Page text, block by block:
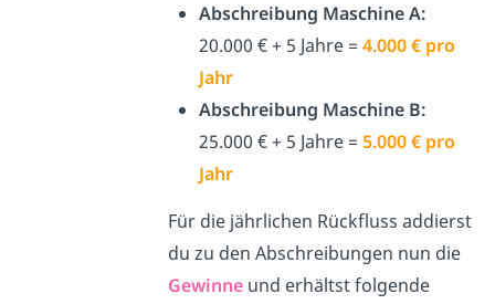
Abschreibung Maschine A:
20.000 € + 5 Jahre =4.000 € pro
Jahr
Abschreibung Maschine B:
25.000 € + 5 Jahre =5.000 € pro
Jahr
Für die jährlichen Rückfluss addierst
du zu den Abschreibungen nun die
Gewinne und erhältst folgende